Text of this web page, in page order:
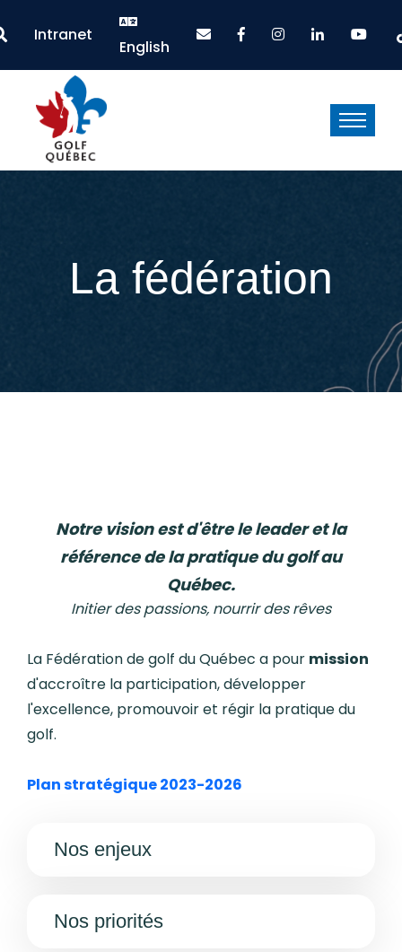
Intranet
English
La fédération
Notre vision est d'être le leader et la
référence de la pratique du golf au
Québec.
Initier des passions, nourrir des rêves
La Fédération de golf du Québec a pour mission
d'accroître la participation, développer
l'excellence, promouvoir et régir la pratique du
golf.
Plan stratégique 2023-2026
Nos enjeux
Nos priorités